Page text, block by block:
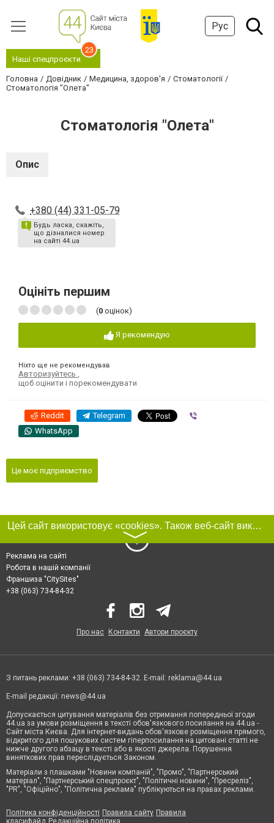
Рус
Наші спецпроєкти
23
Головна Довідник Медицина, здоров'я
Стоматології
Стоматологія "Олета"
Стоматологія "Олета"
Опис
+380 (44) 331-05-79
Будь ласка, скажіть,
що дізналися номер
на сайті 44.ua
Оцініть першим
(0 оцінок)
Я рекомендую
Ніхто ще не рекомендував
Авторизуйтесь
щоб оцінити і порекомендувати
Reddit Telegram
WhatsApp
Це моє підприємство
Цей сайт використовує «cookies». Також веб-сайт використовує інтернет-сервіс для збору технічних даних стосовно відвідувачів з метою отримання маркетингової та статистичної інформації. Умови обробки даних відвідувачів сайту див.
〉
Реклама на сайті
Робота в нашій компанії
Франшиза "CitySites"
+38 (063) 734-84-32
Про нас Контакти Автори проєкту
З питань реклами: +38 (063) 734-84-32. E-mail: reklama@44.ua
E-mail редакції: news@44.ua
Допускається цитування матеріалів без отримання попередньої згоди
44.ua за умови розміщення в тексті обов'язкового посилання на 44.ua -
Сайт міста Києва. Для інтернет-видань обов'язкове розміщення прямого,
відкритого для пошукових систем гіперпосилання на цитовані статті не
нижче другого абзацу в тексті або в якості джерела. Порушення
виняткових прав переслідується Законом.
Матеріали з плашками "Новини компаній", "Промо", "Партнерський
матеріал", "Партнерський спецпроєкт", "Політичні новини", "Пресреліз",
"PR", "Офіційно", "Політична реклама" публікуються на правах реклами.
Політика конфіденційності Правила сайту Правила
класифайд Редакційна політика